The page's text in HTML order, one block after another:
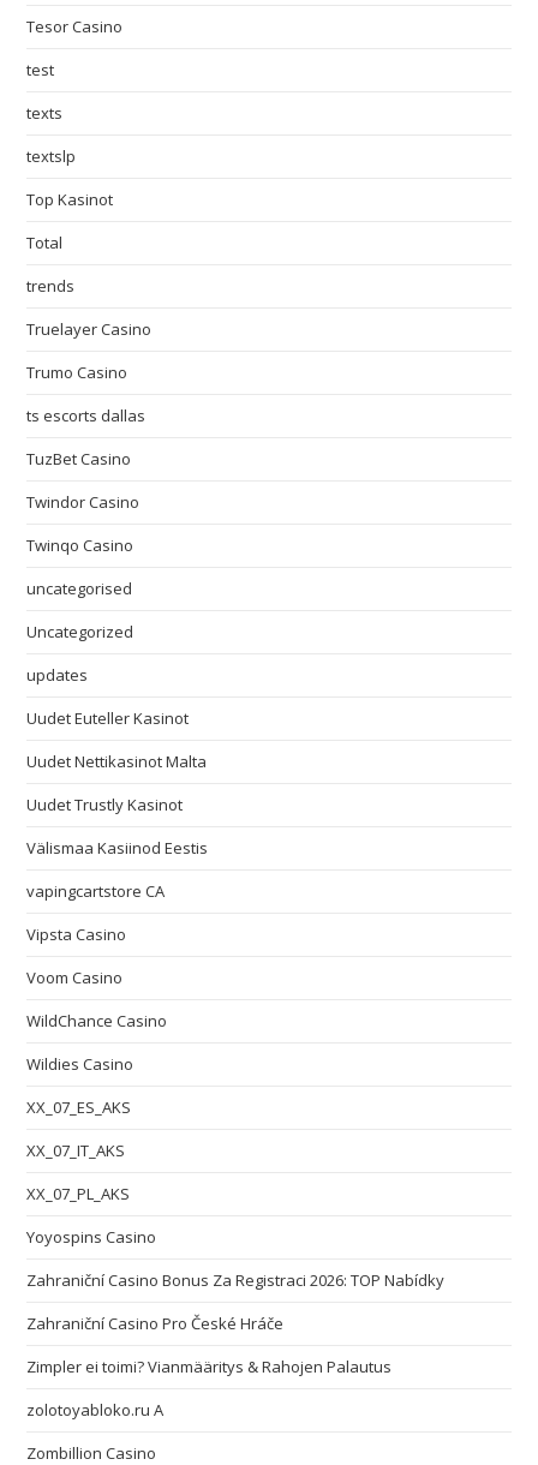
Tesor Casino
test
texts
textslp
Top Kasinot
Total
trends
Truelayer Casino
Trumo Casino
ts escorts dallas
TuzBet Casino
Twindor Casino
Twinqo Casino
uncategorised
Uncategorized
updates
Uudet Euteller Kasinot
Uudet Nettikasinot Malta
Uudet Trustly Kasinot
Välismaa Kasiinod Eestis
vapingcartstore CA
Vipsta Casino
Voom Casino
WildChance Casino
Wildies Casino
XX_07_ES_AKS
XX_07_IT_AKS
XX_07_PL_AKS
Yoyospins Casino
Zahraniční Casino Bonus Za Registraci 2026: TOP Nabídky
Zahraniční Casino Pro České Hráče
Zimpler ei toimi? Vianmääritys & Rahojen Palautus
zolotoyabloko.ru A
Zombillion Casino